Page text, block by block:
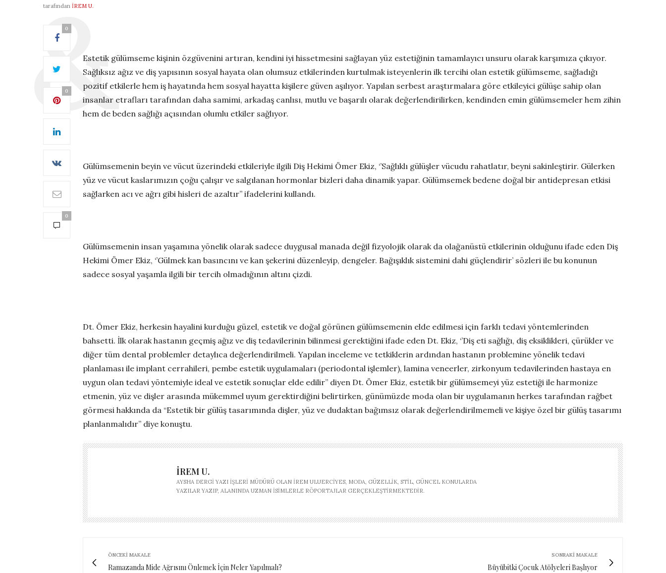
tarafından İREM U.
0
0
0
Estetik gülümseme kişinin özgüvenini artıran, kendini iyi hissetmesini sağlayan yüz estetiğinin tamamlayıcı unsuru olarak karşımıza çıkıyor.
Sağlıksız ağız ve diş yapısının sosyal hayata olan olumsuz etkilerinden kurtulmak isteyenlerin ilk tercihi olan estetik gülümseme, sağladığı
pozitif etkilerle hem iş hayatında hem sosyal hayatta kişilere güven aşılıyor. Yapılan serbest araştırmalara göre etkileyici gülüşe sahip olan
insanlar etrafları tarafından daha samimi, arkadaş canlısı, mutlu ve başarılı olarak değerlendirilirken, kendinden emin gülümsemeler hem zihin
hem de beden sağlığı açısından olumlu etkiler sağlıyor.
Gülümsemenin beyin ve vücut üzerindeki etkileriyle ilgili Diş Hekimi Ömer Ekiz, ‘’Sağlıklı gülüşler vücudu rahatlatır, beyni sakinleştirir. Gülerken
yüz ve vücut kaslarımızın çoğu çalışır ve salgılanan hormonlar bizleri daha dinamik yapar. Gülümsemek bedene doğal bir antidepresan etkisi
sağlarken acı ve ağrı gibi hisleri de azaltır’’ ifadelerini kullandı.
Gülümsemenin insan yaşamına yönelik olarak sadece duygusal manada değil fizyolojik olarak da olağanüstü etkilerinin olduğunu ifade eden Diş
Hekimi Ömer Ekiz, ‘’Gülmek kan basıncını ve kan şekerini düzenleyip, dengeler. Bağışıklık sistemini dahi güçlendirir’ sözleri ile bu konunun
sadece sosyal yaşamla ilgili bir tercih olmadığının altını çizdi.
Dt. Ömer Ekiz, herkesin hayalini kurduğu güzel, estetik ve doğal görünen gülümsemenin elde edilmesi için farklı tedavi yöntemlerinden
bahsetti. İlk olarak hastanın geçmiş ağız ve diş tedavilerinin bilinmesi gerektiğini ifade eden Dt. Ekiz, ‘’Diş eti sağlığı, diş eksiklikleri, çürükler ve
diğer tüm dental problemler detaylıca değerlendirilmeli. Yapılan inceleme ve tetkiklerin ardından hastanın problemine yönelik tedavi
planlaması ile implant cerrahileri, pembe estetik uygulamaları (periodontal işlemler), lamina veneerler, zirkonyum tedavilerinden hastaya en
uygun olan tedavi yöntemiyle ideal ve estetik sonuçlar elde edilir’’ diyen Dt. Ömer Ekiz, estetik bir gülümsemeyi yüz estetiği ile harmonize
etmenin, yüz ve dişler arasında mükemmel uyum gerektirdiğini belirtirken, günümüzde moda olan bir uygulamanın herkes tarafından rağbet
görmesi hakkında da “Estetik bir gülüş tasarımında dişler, yüz ve dudaktan bağımsız olarak değerlendirilmemeli ve kişiye özel bir gülüş tasarımı
planlanmalıdır” diye konuştu.
İREM U.
AYSHA DERGI YAZI İŞLERI MÜDÜRÜ OLAN İREM ULUERCIYES, MODA, GÜZELLIK, STIL, GÜNCEL KONULARDA
YAZILAR YAZIP, ALANINDA UZMAN ISIMLERLE RÖPORTAJLAR GERÇEKLEŞTIRMEKTEDIR.
ÖNCEKI MAKALE
Ramazanda Mide Ağrısını Önlemek İçin Neler Yapılmalı?
SONRAKI MAKALE
Büyübitki Çocuk Atölyeleri Başlıyor